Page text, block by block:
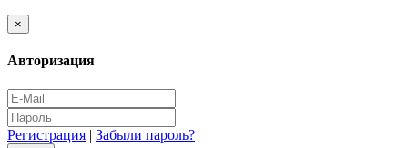
×
Авторизация
Регистрация | Забыли пароль?